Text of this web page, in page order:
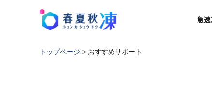
急
トップページ > おすすめサポート